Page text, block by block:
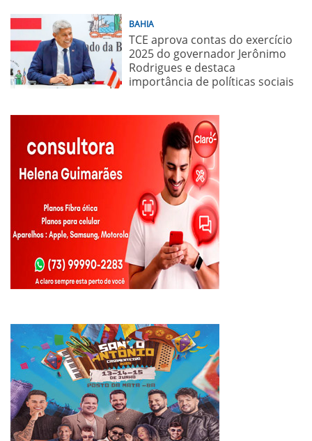
BAHIA
TCE aprova contas do exercício
2025 do governador Jerônimo
Rodrigues e destaca
importância de políticas sociais